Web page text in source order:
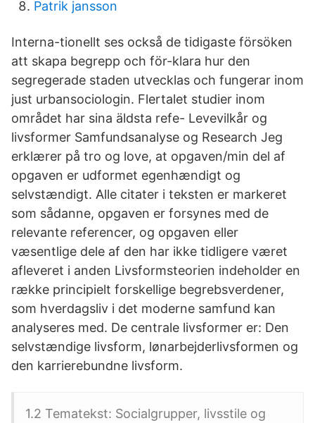
Patrik jansson
Interna-tionellt ses också de tidigaste försöken
att skapa begrepp och för-klara hur den
segregerade staden utvecklas och fungerar inom
just urbansociologin. Flertalet studier inom
området har sina äldsta refe- Levevilkår og
livsformer Samfundsanalyse og Research Jeg
erklærer på tro og love, at opgaven/min del af
opgaven er udformet egenhændigt og
selvstændigt. Alle citater i teksten er markeret
som sådanne, opgaven er forsynes med de
relevante referencer, og opgaven eller
væsentlige dele af den har ikke tidligere været
afleveret i anden Livsformsteorien indeholder en
række principielt forskellige begrebsverdener,
som hverdagsliv i det moderne samfund kan
analyseres med. De centrale livsformer er: Den
selvstændige livsform, lønarbejderlivsformen og
den karrierebundne livsform.
1.2 Tematekst: Socialgrupper, livsstile og